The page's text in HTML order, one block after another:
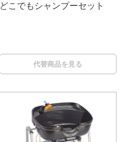
どこでもシャンプーセット
代替商品を見る